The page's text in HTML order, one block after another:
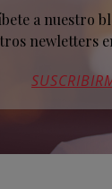
a nuestro
newletters